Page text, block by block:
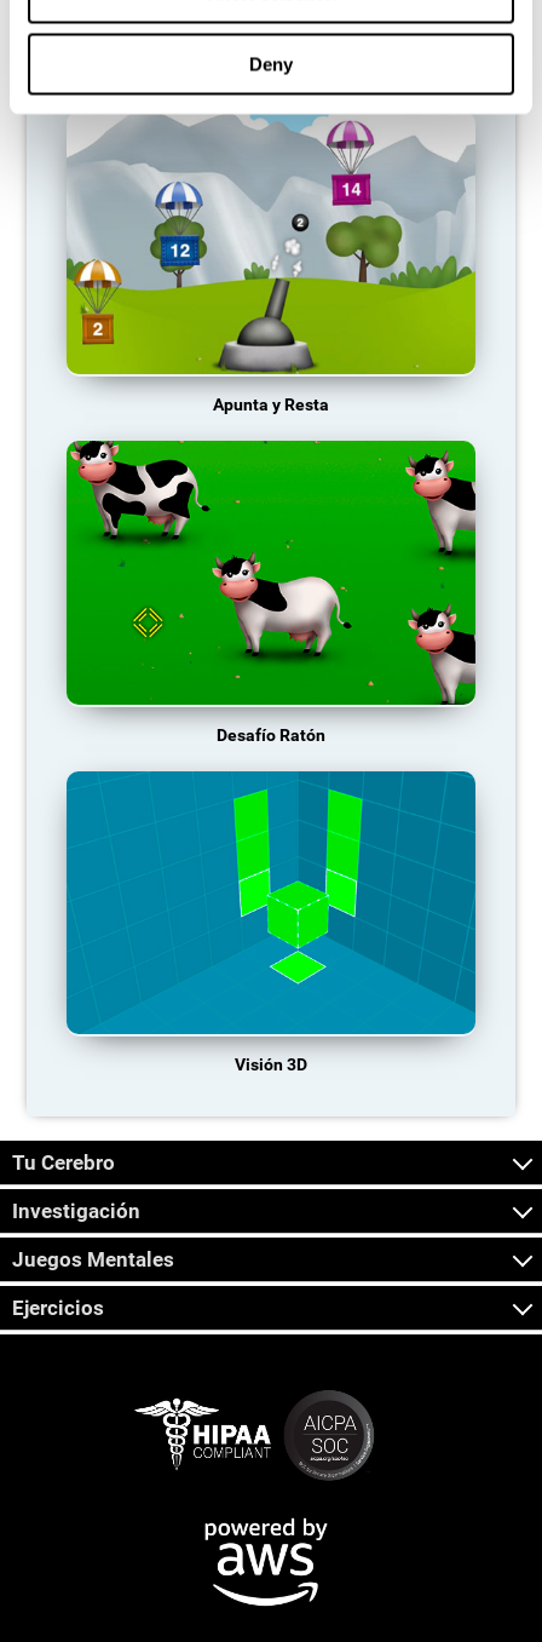
Deny
Carrera de Dragster
Apunta y Resta
Desafío Ratón
Visión 3D
Tu Cerebro
Investigación
Juegos Mentales
Ejercicios